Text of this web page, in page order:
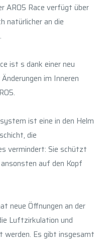
ARO5 Race verfügt über
natürlicher an die
ist s dank einer neu
im Inneren
ist eine in den Helm
die
vermindert: Sie schützt
auf den Kopf
neue Öffnungen an der
Luftzirkulation und
Es gibt insgesamt